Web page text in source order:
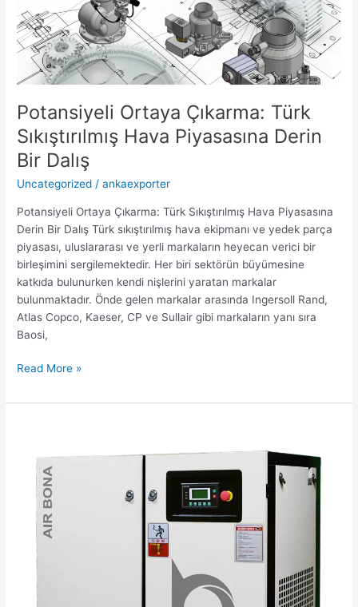
Potansiyeli Ortaya Çıkarma: Türk
Sıkıştırılmış Hava Piyasasına Derin
Bir Dalış
Uncategorized /ankaexporter
Potansiyeli Ortaya Çıkarma: Türk Sıkıştırılmış Hava Piyasasına
Derin Bir Dalış Türk sıkıştırılmış hava ekipmanı ve yedek parça
piyasası, uluslararası ve yerli markaların heyecan verici bir
birleşimini sergilemektedir. Her biri sektörün büyümesine
katkıda bulunurken kendi nişlerini yaratan markalar
bulunmaktadır. Önde gelen markalar arasında Ingersoll Rand,
Atlas Copco, Kaeser, CP ve Sullair gibi markaların yanı sıra
Baosi,
Ortaya
Çıkarma:
Türk
Sıkıştırılmış
Piyasasına
Bir
Dalış
Read More »
Vidalı
Hava
Kompresörü
Markası